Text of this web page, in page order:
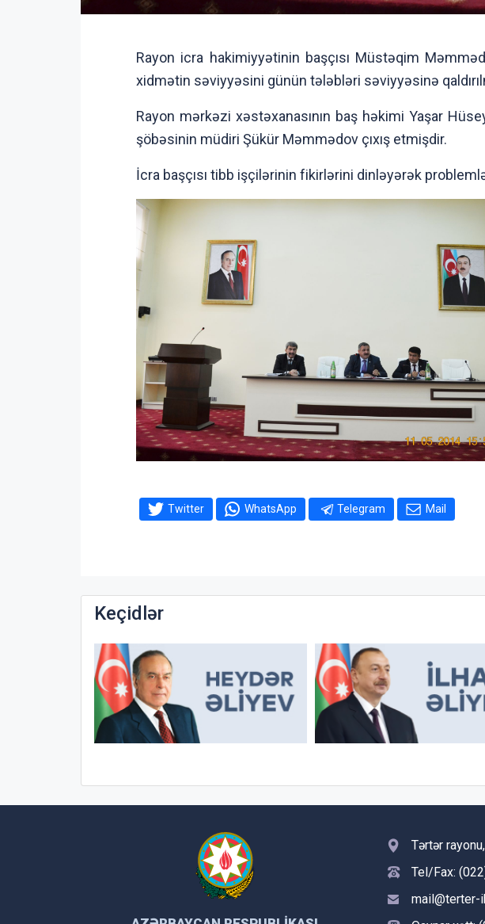
Rayon icra hakimiyyətinin başçısı Müstəqim
xidmətin səviyyəsini günün tələbləri səviyyəsinə
Rayon mərkəzi xəstəxanasının baş həkimi Yaşar
şöbəsinin müdiri Şükür Məmmədov çıxış etmişdir.
İcra başçısı tibb işçilərinin fikirlərini dinləyərək
Twitter WhatsApp Telegram Mail
Keçidlər
Tərtər
Tel/Fax:
mail@terter-